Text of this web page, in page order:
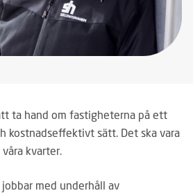
ta hand om fastigheterna på ett
kostnadseffektivt sätt. Det ska vara
kvarter.
med underhåll av